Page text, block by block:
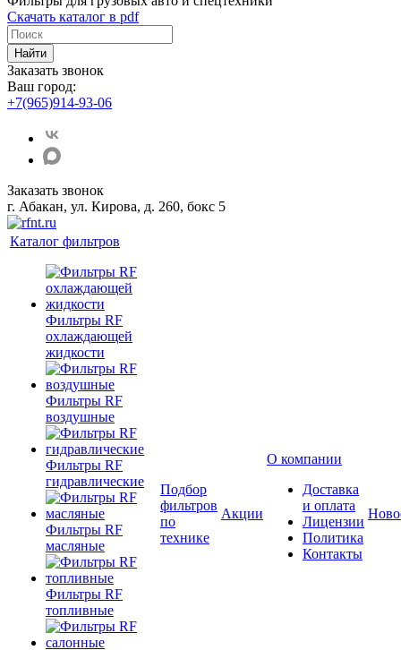
Скачать каталог в pdf
Найти
Заказать звонок
Ваш город:
+7(965)914-93-06
Заказать звонок
г. Абакан, ул. Кирова, д. 260, бокс 5
Каталог фильтров
Фильтры RF
охлаждающей
жидкости
Фильтры RF
воздушные
Фильтры RF
гидравлические
Фильтры RF
масляные
Фильтры RF
топливные
Подбор
фильтров
по
технике
Акции
О компании
Доставка
и оплата
Лицензии
Политика
Контакты